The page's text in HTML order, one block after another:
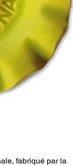
fabriqué par la